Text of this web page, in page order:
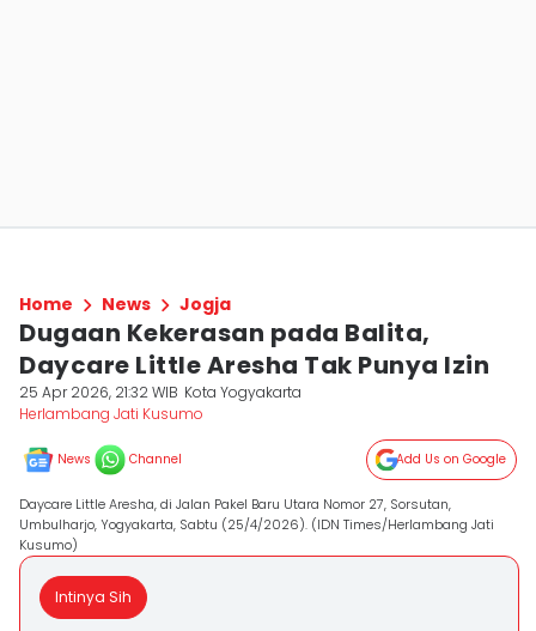
Home News Jogja
Dugaan Kekerasan pada Balita,
Daycare Little Aresha Tak Punya Izin
25 Apr 2026, 21:32 WIB Kota Yogyakarta
Herlambang Jati Kusumo
News Channel Add Us on Google
Daycare Little Aresha, di Jalan Pakel Baru Utara Nomor 27, Sorsutan,
Umbulharjo, Yogyakarta, Sabtu (25/4/2026). (IDN Times/Herlambang Jati
Kusumo)
Intinya Sih